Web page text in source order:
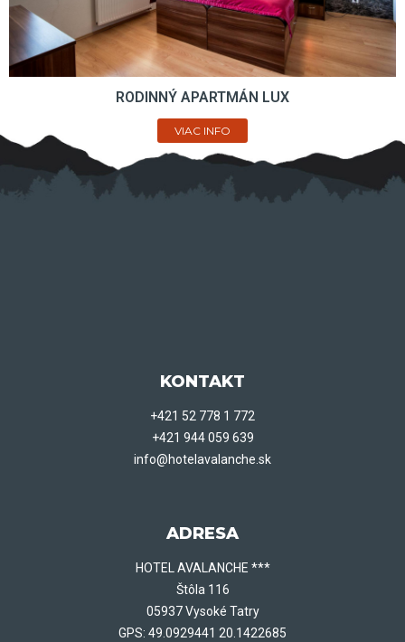
RODINNÝ APARTMÁN LUX
VIAC INFO
KONTAKT
+421 52 778 1 772
+421 944 059 639
info@hotelavalanche.sk
ADRESA
HOTEL AVALANCHE ***
Štôla 116
05937 Vysoké Tatry
GPS: 49.0929441 20.1422685